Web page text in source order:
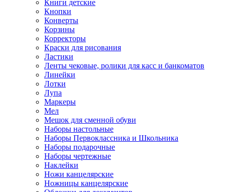
Книги детские
Кнопки
Конверты
Корзины
Корректоры
Краски для рисования
Ластики
Ленты чековые, ролики для касс и банкоматов
Линейки
Лотки
Лупа
Маркеры
Мел
Мешок для сменной обуви
Наборы настольные
Наборы Первоклассника и Школьника
Наборы подарочные
Наборы чертежные
Наклейки
Ножи канцелярские
Ножницы канцелярские